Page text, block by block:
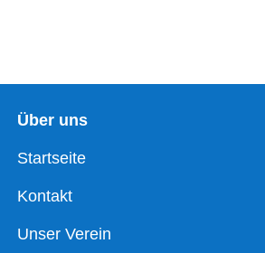
Über uns
Startseite
Kontakt
Unser Verein